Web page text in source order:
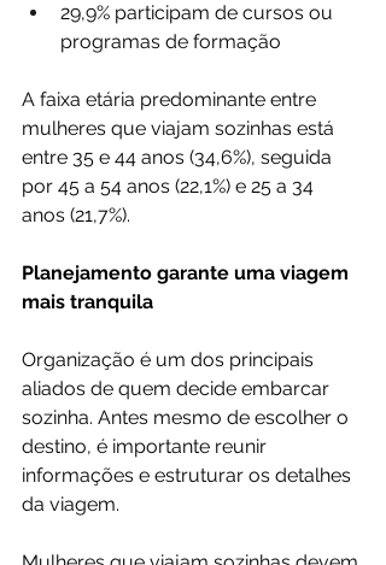
29,9% participam de cursos ou
programas de formação
A faixa etária predominante entre
mulheres que viajam sozinhas está
entre 35 e 44 anos (34,6%), seguida
por 45 a 54 anos (22,1%) e 25 a 34
anos (21,7%).
Planejamento garante uma viagem
mais tranquila
Organização é um dos principais
aliados de quem decide embarcar
sozinha. Antes mesmo de escolher o
destino, é importante reunir
informações e estruturar os detalhes
da viagem.